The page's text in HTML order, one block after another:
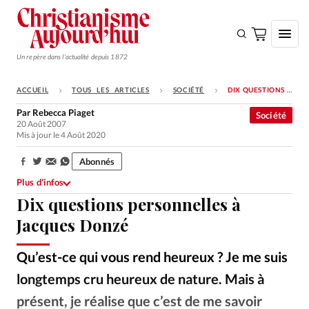
Un repère dans l'actualité depuis 1872
S'ABONNER
Monde
Opinions
Tous les articles
Faire un don
Emploi
Se connecter
ACCUEIL TOUS LES ARTICLES SOCIÉTÉ DIX QUESTIONS PERSONNELLES À JACQUES DONZÉ
Dix questions personnelles à
Jacques Donzé
Qu’est-ce qui vous rend heureux ? Je me suis
longtemps cru heureux de nature. Mais à
présent, je réalise que c’est de me savoir
Société
Par Rebecca Piaget
20 Août 2007
Mis à jour le 4 Août 2020
Partager:
Abonnés
Plus d’infos